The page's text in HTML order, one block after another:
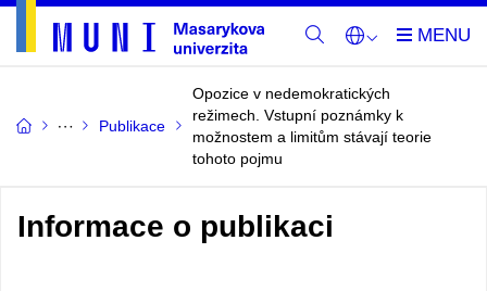
Publikace
Opozice v nedemokratických
režimech. Vstupní poznámky k
možnostem a limitům stávají teorie
tohoto pojmu
Informace o publikaci